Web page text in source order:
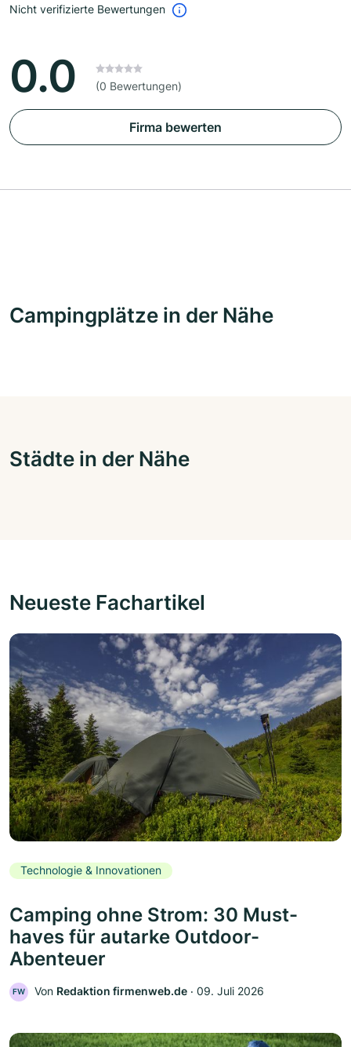
Nicht verifizierte Bewertungen
0.0 (0 Bewertungen)
Firma bewerten
Campingplätze in der Nähe
Städte in der Nähe
Neueste Fachartikel
Technologie & Innovationen
Camping ohne Strom: 30 Must-
haves für autarke Outdoor-
Abenteuer
FW Von Redaktion firmenweb.de ‧ 09. Juli 2026